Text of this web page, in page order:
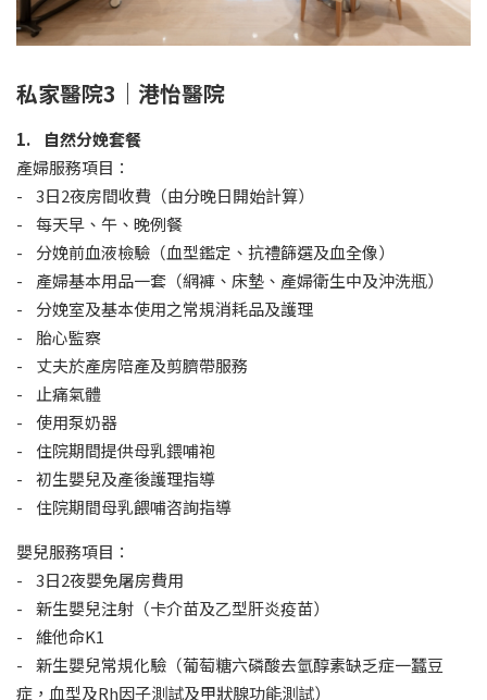
私家醫院3｜港怡醫院
1. 自然分娩套餐
產婦服務項目：
- 3日2夜房間收費（由分晚日開始計算）
- 每天早、午、晚例餐
- 分娩前血液檢驗（血型鑑定、抗禮篩選及血全像）
- 產婦基本用品一套（網褲、床墊、產婦衛生中及沖洗瓶）
- 分娩室及基本使用之常規消耗品及護理
- 胎心監察
- 丈夫於產房陪產及剪臍帶服務
- 止痛氣體
- 使用泵奶器
- 住院期間提供母乳鍡哺袍
- 初生嬰兒及產後護理指導
- 住院期間母乳餵哺咨詢指導
嬰兒服務項目：
- 3日2夜嬰免屠房費用
- 新生嬰兒注射（卡介苗及乙型肝炎疫苗）
- 維他命K1
- 新生嬰兒常規化驗（葡萄糖六磷酸去氫醇素缺乏症一蠶豆
症，血型及Rh因子測試及甲狀腺功能測試）